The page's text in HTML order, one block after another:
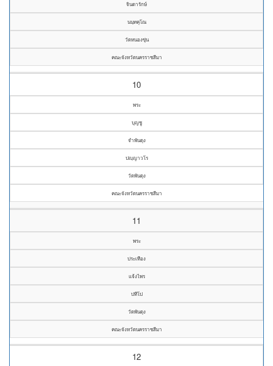
จินดารักษ์
นนฺทคุโณ
วัดหนองขุ่น
คณะจังหวัดนครราชสีมา
10
พระ
บุญชู
จำพันดุง
ปญฺญาวโร
วัดพันดุง
คณะจังหวัดนครราชสีมา
11
พระ
ประเทือง
แจ้งไพร
ปทีโป
วัดพันดุง
คณะจังหวัดนครราชสีมา
12